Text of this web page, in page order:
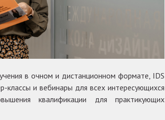
в очном и дистанционном формате, IDS
классы и вебинары для всех интересующихся
квалификации для практикующих